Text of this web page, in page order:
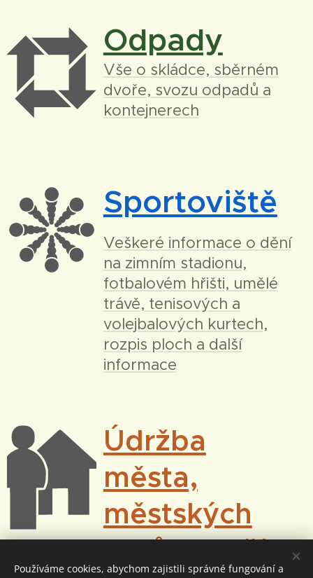
Odpady
Vše o skládce, sběrném
dvoře, svozu odpadů a
kontejnerech
Sportoviště
Veškeré informace o dění
na zimním stadionu,
fotbalovém hřišti, umělé
trávě, tenisových a
volejbalových kurtech,
rozpis ploch a další
informace
Údržba
města,
městských
bytů a další
Používáme cookies, abychom zajistili správné fungování a